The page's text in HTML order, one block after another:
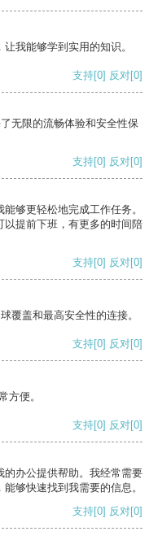
我能够学到实用的知识。
支持[0] 反对[0]
无限的流畅体验和安全性保
支持[0] 反对[0]
够更轻松地完成工作任务。
以提前下班，有更多的时间陪
支持[0] 反对[0]
覆盖和最高安全性的连接。
支持[0] 反对[0]
方便。
支持[0] 反对[0]
的办公提供帮助。我经常需要
够快速找到我需要的信息。
支持[0] 反对[0]